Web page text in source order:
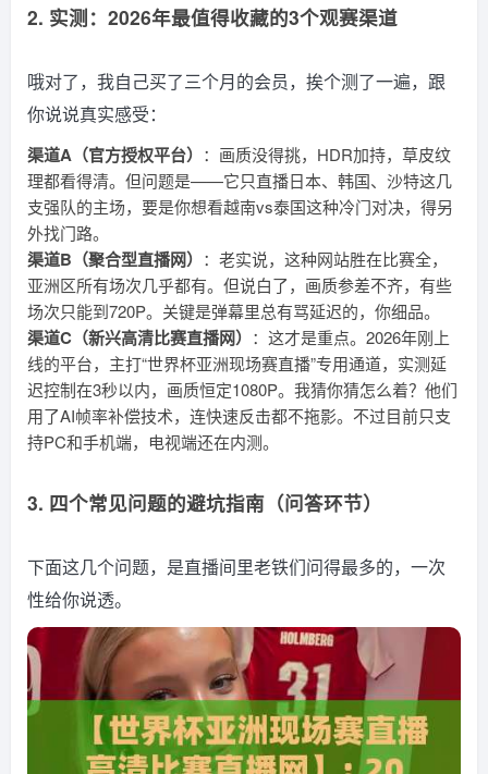
2. 实测：2026年最值得收藏的3个观赛渠道
哦对了，我自己买了三个月的会员，挨个测了一遍，跟
你说说真实感受：
渠道A（官方授权平台） ：画质没得挑，HDR加持，草皮纹
理都看得清。但问题是——它只直播日本、韩国、沙特这几
支强队的主场，要是你想看越南vs泰国这种冷门对决，得另
外找门路。
渠道B（聚合型直播网） ：老实说，这种网站胜在比赛全，
亚洲区所有场次几乎都有。但说白了，画质参差不齐，有些
场次只能到720P。关键是弹幕里总有骂延迟的，你细品。
渠道C（新兴高清比赛直播网） ：这才是重点。2026年刚上
线的平台，主打“世界杯亚洲现场赛直播”专用通道，实测延
迟控制在3秒以内，画质恒定1080P。我猜你猜怎么着？他们
用了AI帧率补偿技术，连快速反击都不拖影。不过目前只支
持PC和手机端，电视端还在内测。
3. 四个常见问题的避坑指南（问答环节）
下面这几个问题，是直播间里老铁们问得最多的，一次
性给你说透。